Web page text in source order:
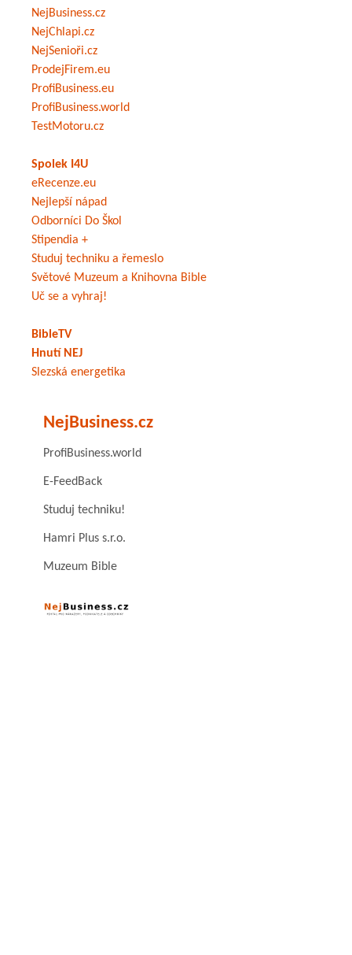
NejBusiness.cz
NejChlapi.cz
NejSenioři.cz
ProdejFirem.eu
ProfiBusiness.eu
ProfiBusiness.world
TestMotoru.cz
Spolek I4U
eRecenze.eu
Nejlepší nápad
Odborníci Do Škol
Stipendia +
Studuj techniku a řemeslo
Světové Muzeum a Knihovna Bible
Uč se a vyhraj!
BibleTV
Hnutí NEJ
Slezská energetika
NejBusiness.cz
ProfiBusiness.world
E-FeedBack
Studuj techniku!
Hamri Plus s.r.o.
Muzeum Bible